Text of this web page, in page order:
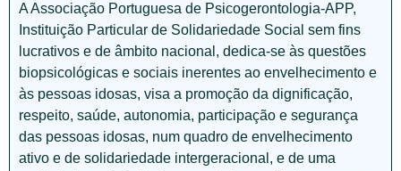
A Associação Portuguesa de Psicogerontologia-APP,
Instituição Particular de Solidariedade Social sem fins
lucrativos e de âmbito nacional, dedica-se às questões
biopsicológicas e sociais inerentes ao envelhecimento e
às pessoas idosas, visa a promoção da dignificação,
respeito, saúde, autonomia, participação e segurança
das pessoas idosas, num quadro de envelhecimento
ativo e de solidariedade intergeracional, e de uma